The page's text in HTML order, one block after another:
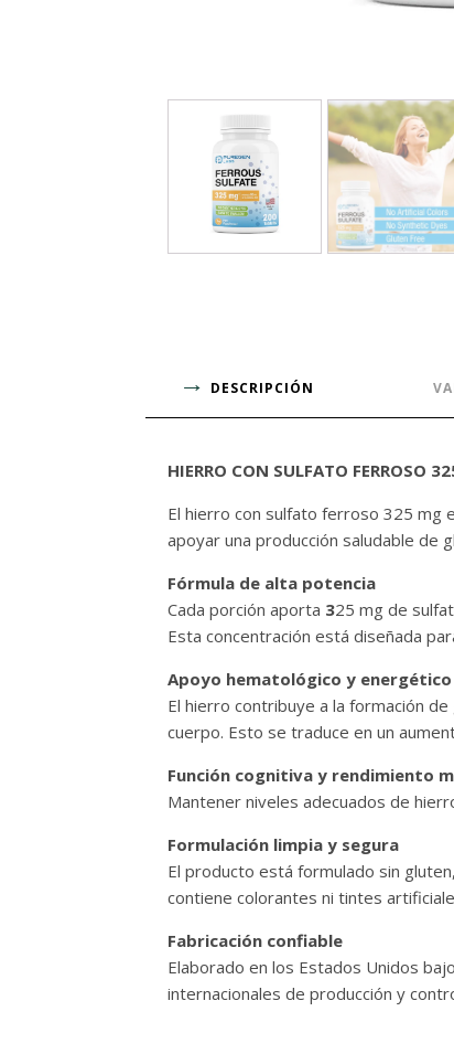
DESCRIPCIÓN
HIERRO CON SULFATO FERROSO
El hierro con sulfato ferroso 325 mg
apoyar una producción saludable de
Fórmula de alta potencia
Cada porción aporta 325 mg de
Esta concentración está diseñada
Apoyo hematológico y energético
El hierro contribuye a la formación
cuerpo. Esto se traduce en un
Función cognitiva y rendimiento
Mantener niveles adecuados de
Formulación limpia y segura
El producto está formulado sin
contiene colorantes ni tintes
Fabricación confiable
Elaborado en los Estados Unidos
internacionales de producción y